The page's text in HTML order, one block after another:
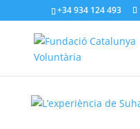
+34 934 124 493